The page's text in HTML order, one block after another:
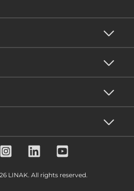
LINAK. All rights reserved.